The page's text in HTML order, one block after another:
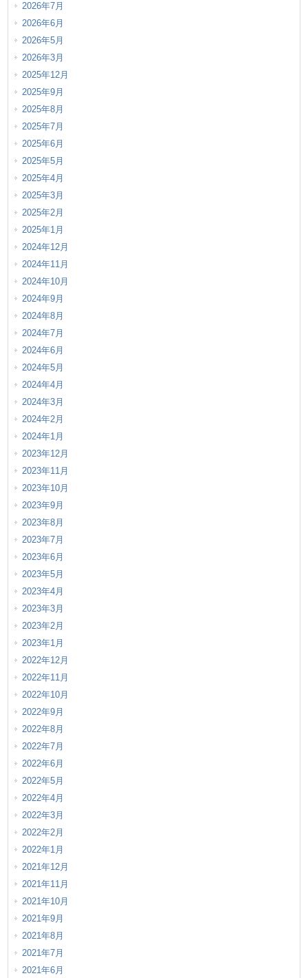
2026年7月
2026年6月
2026年5月
2026年3月
2025年12月
2025年9月
2025年8月
2025年7月
2025年6月
2025年5月
2025年4月
2025年3月
2025年2月
2025年1月
2024年12月
2024年11月
2024年10月
2024年9月
2024年8月
2024年7月
2024年6月
2024年5月
2024年4月
2024年3月
2024年2月
2024年1月
2023年12月
2023年11月
2023年10月
2023年9月
2023年8月
2023年7月
2023年6月
2023年5月
2023年4月
2023年3月
2023年2月
2023年1月
2022年12月
2022年11月
2022年10月
2022年9月
2022年8月
2022年7月
2022年6月
2022年5月
2022年4月
2022年3月
2022年2月
2022年1月
2021年12月
2021年11月
2021年10月
2021年9月
2021年8月
2021年7月
2021年6月